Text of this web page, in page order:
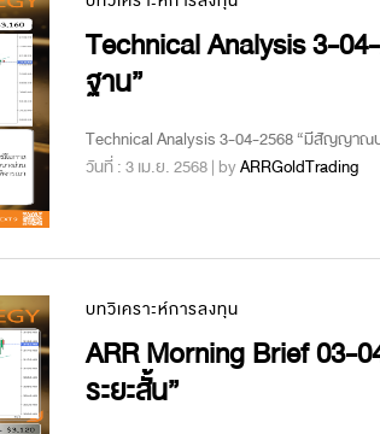
Technical Analysis 3-
ฐาน”
Technical Analysis 3-04-2568 “มีสัญญาณ
วันที่ : 3 เม.ย. 2568 | byARRGoldTrading
บทวิเคราะห์การลงทุน
ARR Morning Brief 03-
ระยะสั้น”